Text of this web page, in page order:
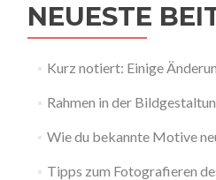
NEUESTE
Kurz notiert: Einige
Rahmen in der
Wie du bekannte Motive
Tipps zum Fotografieren